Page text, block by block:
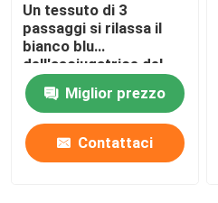
Un tessuto di 3
passaggi si rilassa il
bianco blu
dell'asciugatrice del
tessuto
dell'essiccatore
Miglior prezzo
Contattaci